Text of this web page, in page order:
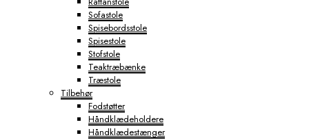
Sofastole
Spisebordsstole
Spisestole
Stofstole
Teaktræbænke
Træstole
Tilbehør
Fodstøtter
Håndklædeholdere
Håndklædestænger